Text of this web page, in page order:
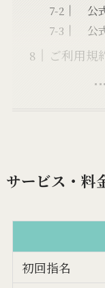
公
公
ご利用規
サービス・料
初回指名